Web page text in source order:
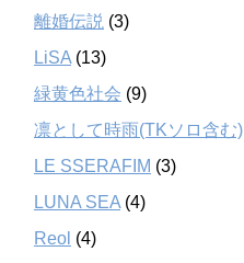
離婚伝説 (3)
LiSA (13)
緑黄色社会 (9)
凛として時雨(TKソロ含む)
LE SSERAFIM (3)
LUNA SEA (4)
Reol (4)